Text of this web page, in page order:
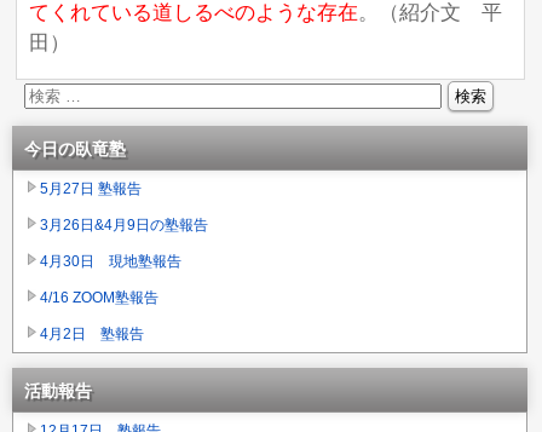
てくれている道しるべのような存在。（紹介文 平
田 ）
今日の臥竜塾
5月27日 塾報告
3月26日&4月9日の塾報告
4月30日 現地塾報告
4/16 ZOOM塾報告
4月2日 塾報告
活動報告